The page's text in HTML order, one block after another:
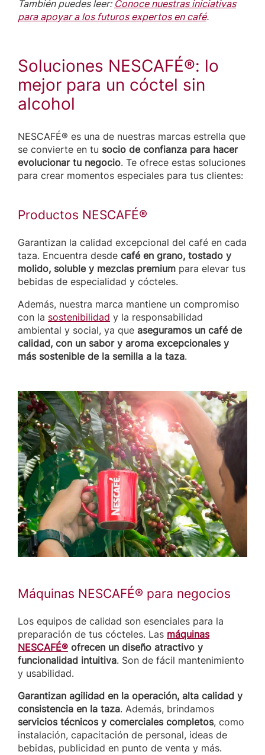
También puedes leer: Conoce nuestras iniciativas
para apoyar a los futuros expertos en café.
Soluciones NESCAFÉ®: lo
mejor para un cóctel sin
alcohol
NESCAFÉ® es una de nuestras marcas estrella que
se convierte en tu socio de confianza para hacer
evolucionar tu negocio. Te ofrece estas soluciones
para crear momentos especiales para tus clientes:
Productos NESCAFÉ®
Garantizan la calidad excepcional del café en cada
taza. Encuentra desde café en grano, tostado y
molido, soluble y mezclas premium para elevar tus
bebidas de especialidad y cócteles.
Además, nuestra marca mantiene un compromiso
con la sostenibilidad y la responsabilidad
ambiental y social, ya que aseguramos un café de
calidad, con un sabor y aroma excepcionales y
más sostenible de la semilla a la taza.
Máquinas NESCAFÉ® para negocios
Los equipos de calidad son esenciales para la
preparación de tus cócteles. Las máquinas
NESCAFÉ® ofrecen un diseño atractivo y
funcionalidad intuitiva. Son de fácil mantenimiento
y usabilidad.
Garantizan agilidad en la operación, alta calidad y
consistencia en la taza. Además, brindamos
servicios técnicos y comerciales completos, como
instalación, capacitación de personal, ideas de
bebidas, publicidad en punto de venta y más.